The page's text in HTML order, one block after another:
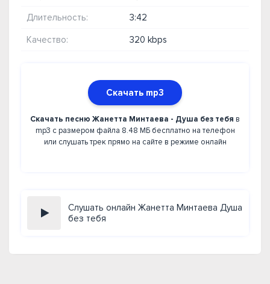
Длительность: 3:42
Качество: 320 kbps
Скачать mp3
Скачать песню Жанетта Минтаева - Душа без тебя в
mp3 с размером файла 8.48 МБ бесплатно на телефон
или слушать трек прямо на сайте в режиме онлайн
Слушать онлайн Жанетта Минтаева Душа
без тебя